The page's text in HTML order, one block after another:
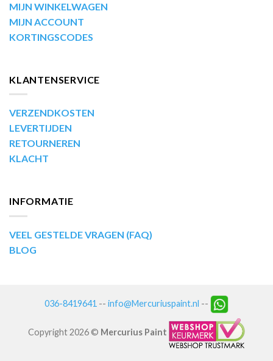
MIJN WINKELWAGEN
MIJN ACCOUNT
KORTINGSCODES
KLANTENSERVICE
VERZENDKOSTEN
LEVERTIJDEN
RETOURNEREN
KLACHT
INFORMATIE
VEEL GESTELDE VRAGEN (FAQ)
BLOG
036-8419641 -- info@Mercuriuspaint.nl --
Copyright 2026 © Mercurius Paint